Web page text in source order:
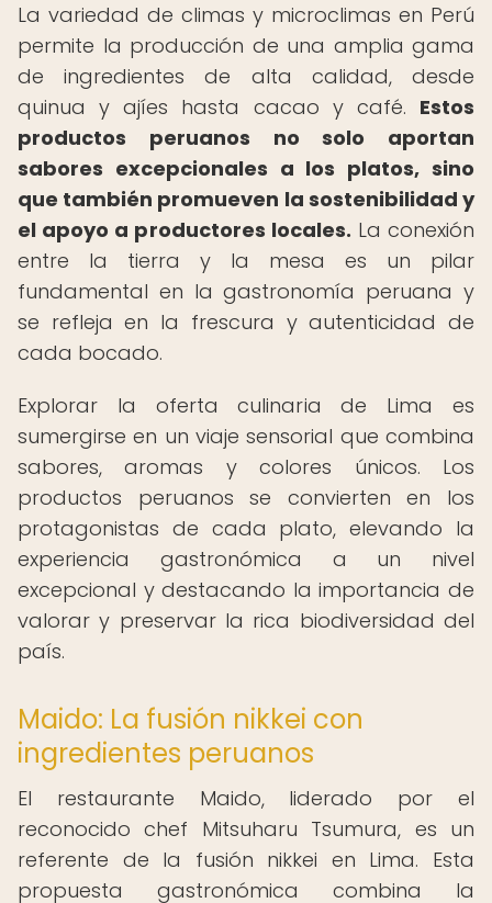
La variedad de climas y microclimas en Perú
permite la producción de una amplia gama
de ingredientes de alta calidad, desde
quinua y ajíes hasta cacao y café. Estos
productos peruanos no solo aportan
sabores excepcionales a los platos, sino
que también promueven la sostenibilidad y
el apoyo a productores locales. La conexión
entre la tierra y la mesa es un pilar
fundamental en la gastronomía peruana y
se refleja en la frescura y autenticidad de
cada bocado.
Explorar la oferta culinaria de Lima es
sumergirse en un viaje sensorial que combina
sabores, aromas y colores únicos. Los
productos peruanos se convierten en los
protagonistas de cada plato, elevando la
experiencia gastronómica a un nivel
excepcional y destacando la importancia de
valorar y preservar la rica biodiversidad del
país.
Maido: La fusión nikkei con
ingredientes peruanos
El restaurante Maido, liderado por el
reconocido chef Mitsuharu Tsumura, es un
referente de la fusión nikkei en Lima. Esta
propuesta gastronómica combina la